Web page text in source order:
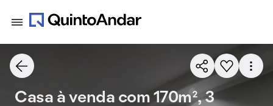
Casa à venda com 170m², 3